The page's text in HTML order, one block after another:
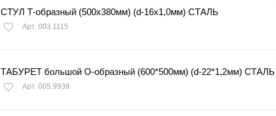
СТУЛ Т-образный (500х380мм) (d-16х1,0мм) СТАЛЬ
Арт. 003.1115
ТАБУРЕТ большой О-образный (600*500мм) (d-22*1,2мм) СТАЛЬ
Арт. 005.9939